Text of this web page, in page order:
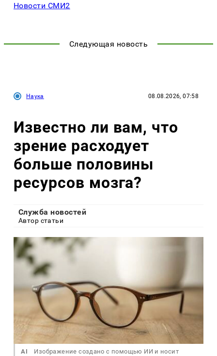
Новости СМИ2
Следующая новость
Наука 08.08.2026, 07:58
Известно ли вам, что
зрение расходует
больше половины
ресурсов мозга?
Служба новостей
Автор статьи
AI
Изображение создано с помощью ИИ и носит